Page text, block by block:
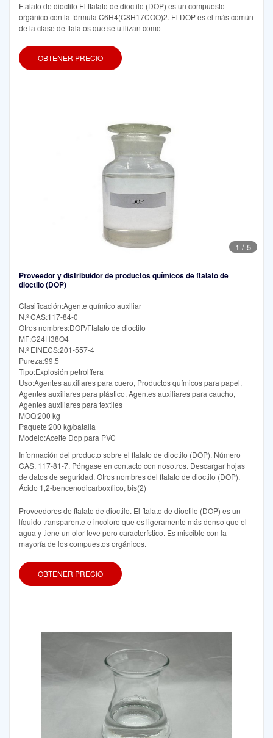
Ftalato de dioctilo El ftalato de dioctilo (DOP) es un compuesto
orgánico con la fórmula C6H4(C8H17COO)2. El DOP es el más común
de la clase de ftalatos que se utilizan como
OBTENER PRECIO
1 / 5
Proveedor y distribuidor de productos químicos de ftalato de
dioctilo (DOP)
Clasificación:Agente químico auxiliar
N.º CAS:117-84-0
Otros nombres:DOP/Ftalato de dioctilo
MF:C24H38O4
N.º EINECS:201-557-4
Pureza:99,5
Tipo:Explosión petrolífera
Uso:Agentes auxiliares para cuero, Productos químicos para papel,
Agentes auxiliares para plástico, Agentes auxiliares para caucho,
Agentes auxiliares para textiles
MOQ:200 kg
Paquete:200 kg/batalla
Modelo:Aceite Dop para PVC
Información del producto sobre el ftalato de dioctilo (DOP). Número
CAS. 117-81-7. Póngase en contacto con nosotros. Descargar hojas
de datos de seguridad. Otros nombres del ftalato de dioctilo (DOP).
Ácido 1,2-bencenodicarboxílico, bis(2)
Proveedores de ftalato de dioctilo. El ftalato de dioctilo (DOP) es un
líquido transparente e incoloro que es ligeramente más denso que el
agua y tiene un olor leve pero característico. Es miscible con la
mayoría de los compuestos orgánicos.
OBTENER PRECIO